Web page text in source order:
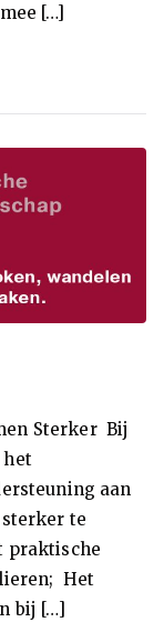
ru
ks
lit
ks
[…]
Sterker Bij
het
aan
te
praktische
Het
bij […]